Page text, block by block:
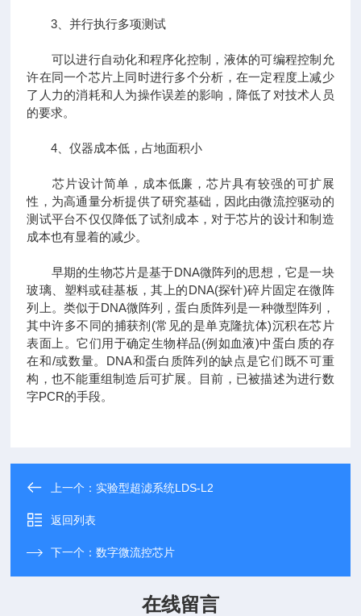
3、并行执行多项测试
可以进行自动化和程序化控制，液体的可编程控制允
许在同一个芯片上同时进行多个分析，在一定程度上减少
了人力的消耗和人为操作误差的影响，降低了对技术人员
的要求。
4、仪器成本低，占地面积小
芯片设计简单，成本低廉，芯片具有较强的可扩展
性，为高通量分析提供了研究基础，因此由微流控驱动的
测试平台不仅仅降低了试剂成本，对于芯片的设计和制造
成本也有显着的减少。
早期的生物芯片是基于DNA微阵列的思想，它是一块
玻璃、塑料或硅基板，其上的DNA(探针)碎片固定在微阵
列上。类似于DNA微阵列，蛋白质阵列是一种微型阵列，
其中许多不同的捕获剂(常见的是单克隆抗体)沉积在芯片
表面上。它们用于确定生物样品(例如血液)中蛋白质的存
在和/或数量。DNA和蛋白质阵列的缺点是它们既不可重
构，也不能重组制造后可扩展。目前，已被描述为进行数
字PCR的手段。
上一个： 实验型超滤系统LDS-L2
返回列表
下一个：数字微流控芯片
在线留言